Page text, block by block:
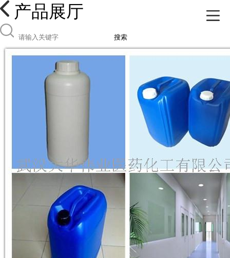
产品展厅
搜索